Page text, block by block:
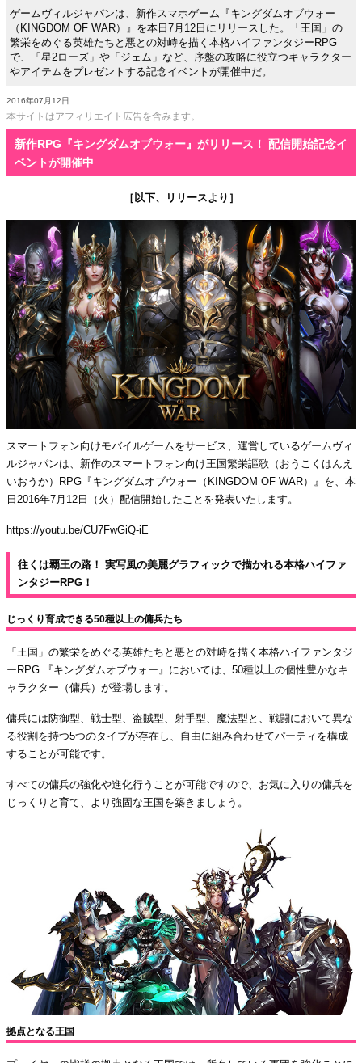
ゲームヴィルジャパンは、新作スマホゲーム『キングダムオブウォー
（KINGDOM OF WAR）』を本日7月12日にリリースした。「王国」の
繁栄をめぐる英雄たちと悪との対峙を描く本格ハイファンタジーRPG
で、「星2ローズ」や「ジェム」など、序盤の攻略に役立つキャラクター
やアイテムをプレゼントする記念イベントが開催中だ。
2016年07月12日
本サイトはアフィリエイト広告を含みます。
新作RPG『キングダムオブウォー』がリリース！ 配信開始記念イ
ベントが開催中
［以下、リリースより］
スマートフォン向けモバイルゲームをサービス、運営しているゲームヴィ
ルジャパンは、新作のスマートフォン向け王国繁栄謳歌（おうこくはんえ
いおうか）RPG『キングダムオブウォー（KINGDOM OF WAR）』を、本
日2016年7月12日（火）配信開始したことを発表いたします。
https://youtu.be/CU7FwGiQ-iE
往くは覇王の路！ 実写風の美麗グラフィックで描かれる本格ハイファ
ンタジーRPG！
じっくり育成できる50種以上の傭兵たち
「王国」の繁栄をめぐる英雄たちと悪との対峙を描く本格ハイファンタジ
ーRPG 『キングダムオブウォー』においては、50種以上の個性豊かなキ
ャラクター（傭兵）が登場します。
傭兵には防御型、戦士型、盗賊型、射手型、魔法型と、戦闘において異な
る役割を持つ5つのタイプが存在し、自由に組み合わせてパーティを構成
することが可能です。
すべての傭兵の強化や進化行うことが可能ですので、お気に入りの傭兵を
じっくりと育て、より強固な王国を築きましょう。
拠点となる王国